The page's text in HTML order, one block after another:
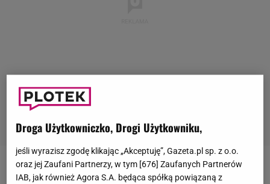
Bedoesnagrał z 11-letnią Mają Mecan utwór "Ciągle
Droga Użytkowniczko, Drogi Użytkowniku,
jeśli wyrazisz zgodę klikając „Akceptuję”, Gazeta.pl sp. z o.o.
oraz jej Zaufani Partnerzy, w tym [676] Zaufanych Partnerów
IAB, jak również Agora S.A. będąca spółką powiązaną z